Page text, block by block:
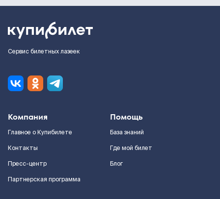
Сервис билетных лазеек
Компания
Главное о Купибилете
Контакты
Пресс-центр
Партнерская программа
Помощь
База знаний
Где мой билет
Блог